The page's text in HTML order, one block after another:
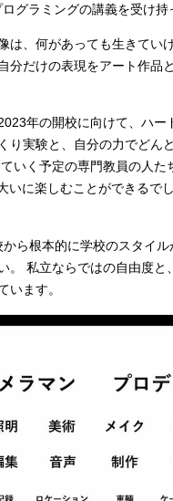
グラミングの講義を受け持
は、何があっても生きてい
分だけの表現をアート作品
年の開校に向けて、ハ
り実験と、自分の力でどん
いく予定の専門教員の人た
いに楽しむことができるで
ら根本的に学校のスタイ
。 私立ならではの自由度
います。